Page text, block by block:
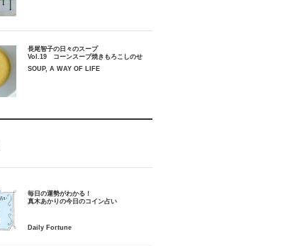
長尾智子の日々のスープ
Vol.19 コーンスープ焼きもろこしのせ
SOUP, A WAY OF LIFE
毎日の運勢がわかる！